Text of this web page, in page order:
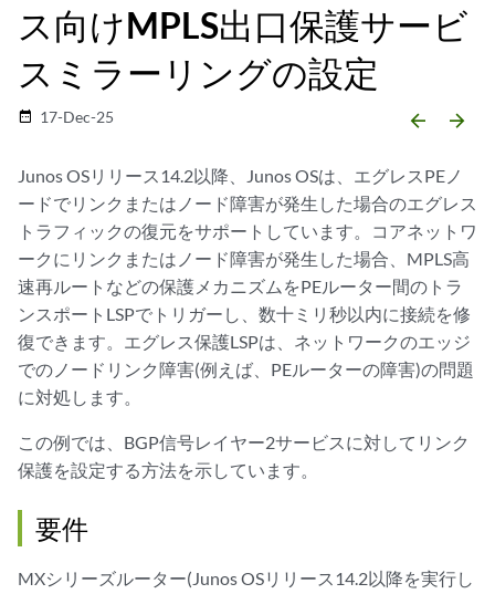
ス向けMPLS出口保護サービ
スミラーリングの設定
date_range 17-Dec-25 arrow_backward arrow_forward
Junos OSリリース14.2以降、Junos OSは、エグレスPEノ
ードでリンクまたはノード障害が発生した場合のエグレス
トラフィックの復元をサポートしています。コアネットワ
ークにリンクまたはノード障害が発生した場合、MPLS高
速再ルートなどの保護メカニズムをPEルーター間のトラ
ンスポートLSPでトリガーし、数十ミリ秒以内に接続を修
復できます。エグレス保護LSPは、ネットワークのエッジ
でのノードリンク障害(例えば、PEルーターの障害)の問題
に対処します。
この例では、BGP信号レイヤー2サービスに対してリンク
保護を設定する方法を示しています。
要件
MXシリーズルーター(Junos OSリリース14.2以降を実行し